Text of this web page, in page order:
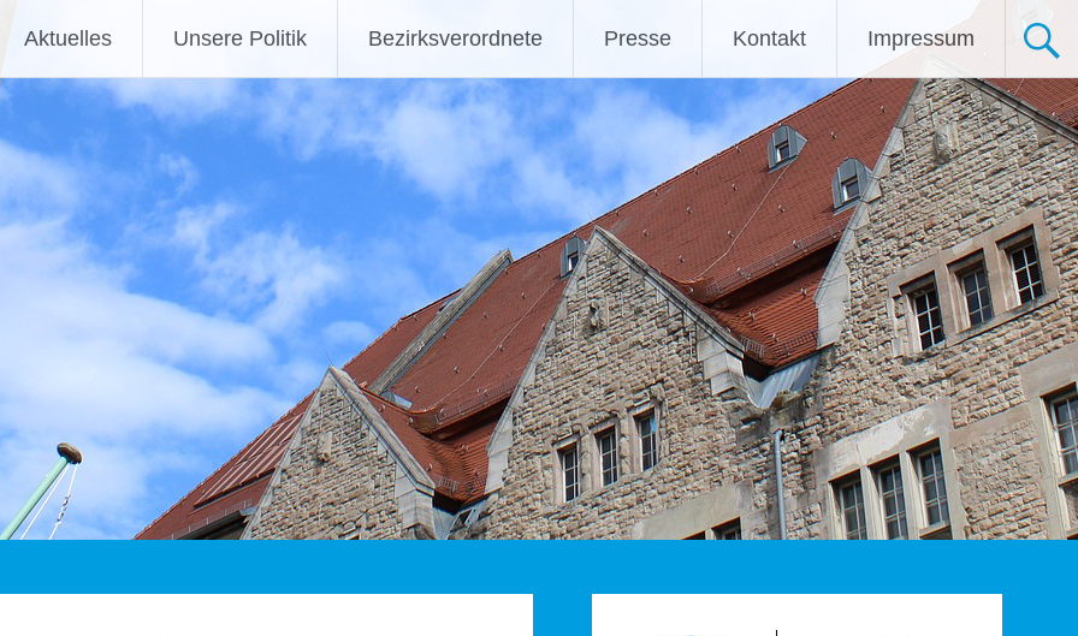
Aktuelles Unsere Politik Bezirksverordnete Presse Kontakt Impressum